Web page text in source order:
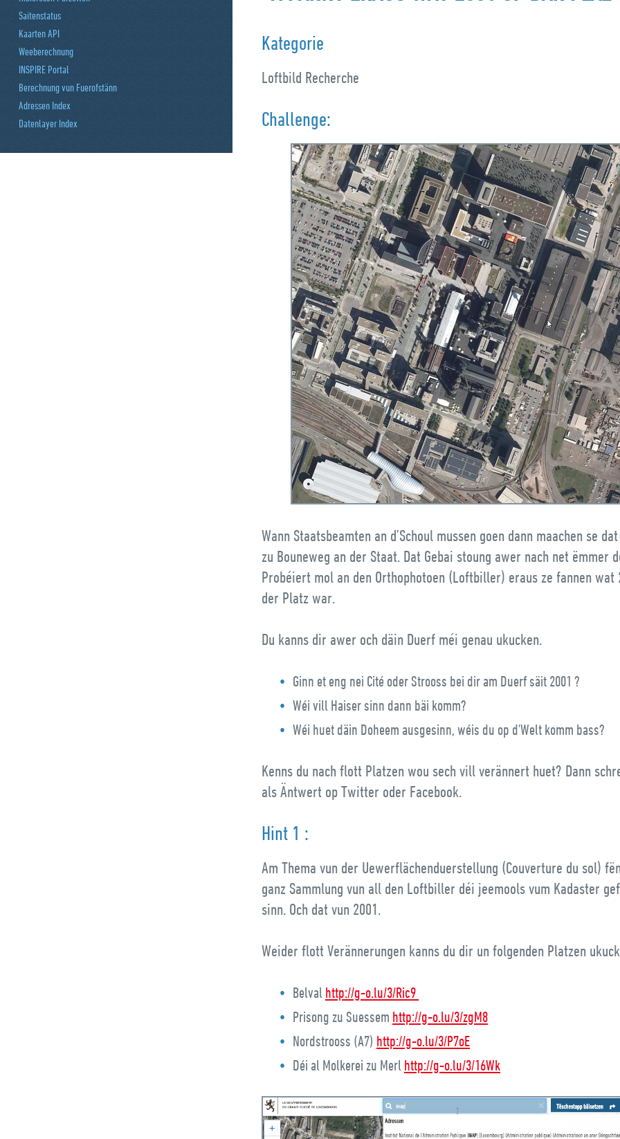
Saitenstatus
Kaarten API
Weeberechnung
INSPIRE Portal
Berechnung vun Fuerofstänn
Adressen Index
Datenlayer Index
Kategorie
Loftbild Recherche
Challenge:
Wann Staatsbeamten an d’Schoul mussen goen dann maachen se
zu Bouneweg an der Staat. Dat Gebai stoung awer nach net ëmmer
Probéiert mol an den Orthophotoen (Loftbiller) eraus ze fannen wat
der Platz war.
Du kanns dir awer och däin Duerf méi genau ukucken.
Ginn et eng nei Cité oder Strooss bei dir am Duerf säit 2001 ?
Wéi vill Haiser sinn dann bäi komm?
Wéi huet däin Doheem ausgesinn, wéis du op d'Welt komm bass?
Kenns du nach flott Platzen wou sech vill verännert huet? Dann
als Äntwert op Twitter oder Facebook.
Hint 1 :
Am Thema vun der Uewerflächenduerstellung (Couverture du sol)
ganz Sammlung vun all den Loftbiller déi jeemools vum Kadaster
sinn. Och dat vun 2001.
Weider flott Verännerungen kanns du dir un folgenden Platzen
Belval http://g-o.lu/3/Ric9
Prisong zu Suessem http://g-o.lu/3/zgM8
Nordstrooss (A7) http://g-o.lu/3/P7oE
Déi al Molkerei zu Merl http://g-o.lu/3/16Wk